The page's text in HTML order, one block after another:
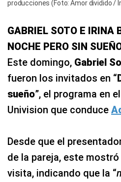
producciones (Foto: Amor dividido /
GABRIEL SOTO E IRINA
NOCHE PERO SIN
Este domingo, Gabriel
fueron los invitados en “
sueño”, el programa en
Univision que conduce
Desde que el
de la pareja, este
visita, indicando que la “